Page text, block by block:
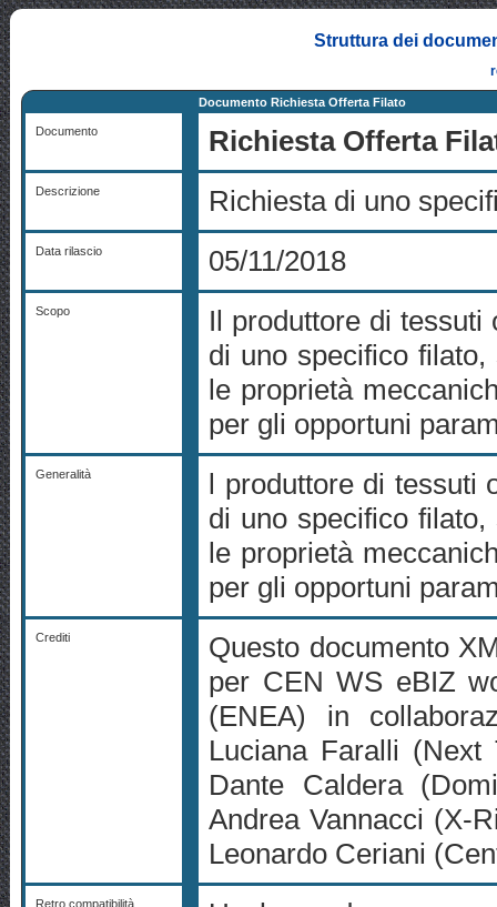
Struttura dei
Documento Richiesta Offerta Filato
Documento Richiesta Offerta
Descrizione Richiesta di uno
Data rilascio 05/11/2018
Scopo
Il produttore di
di uno specifico
le proprietà
per gli opportuni
Generalità
l produttore di tessuti
di uno specifico
le proprietà
per gli opportuni
Crediti
Questo documento
per CEN WS eBIZ
(ENEA) in
Luciana Faralli (Next
Dante Caldera
Andrea Vannacci (X-
Leonardo Ceriani
Retro compatibilità